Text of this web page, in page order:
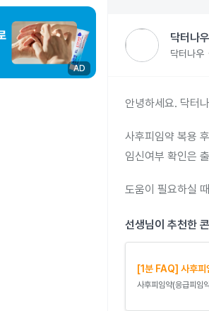
AD
닥터나
닥터나우
안녕하세요. 닥터
사후피임약 복용
임신여부 확인은
도움이 필요하실
선생님이 추천한
[1분 FAQ] 사후피
사후피임약(응급피임